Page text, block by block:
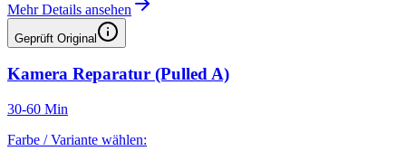
Mehr Details ansehen
Geprüft Original
Kamera Reparatur (Pulled A)
30-60 Min
Farbe / Variante wählen: